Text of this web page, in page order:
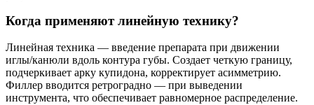
Когда применяют линейную технику?
Линейная техника — введение препарата при движении
иглы/канюли вдоль контура губы. Создает четкую границу,
подчеркивает арку купидона, корректирует асимметрию.
Филлер вводится ретроградно — при выведении
инструмента, что обеспечивает равномерное распределение.